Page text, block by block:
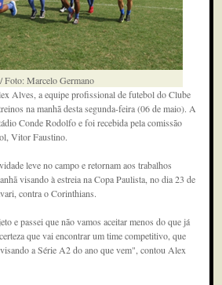
Foto: Marcelo Germano
Alves, a equipe profissional de futebol do Clube
na manhã desta segunda-feira (06 de maio). A
Conde Rodolfo e foi recebida pela comissão
Vitor Faustino.
leve no campo e retornam aos trabalhos
visando à estreia na Copa Paulista, no dia 23 de
contra o Corinthians.
e passei que não vamos aceitar menos do que já
que vai encontrar um time competitivo, que
a Série A2 do ano que vem", contou Alex